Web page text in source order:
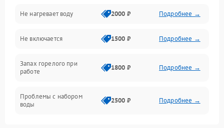
Программное обеспечение
Не нагревает воду 2000 ₽ Подробнее →
Не включается 1500 ₽ Подробнее →
Запах горелого при
работе
1800 ₽ Подробнее →
Проблемы с набором
воды
2500 ₽ Подробнее →